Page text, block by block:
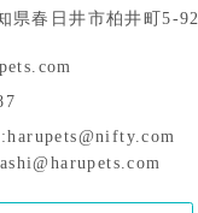
県春日井市柏井町5-92